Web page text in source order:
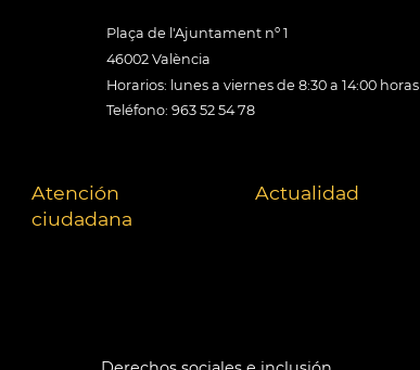
Plaça de l'Ajuntament nº 1
46002 València
Horarios: lunes a viernes de 8:30 a 14:00 horas
Teléfono: 963 52 54 78
Atención
ciudadana
Actualidad